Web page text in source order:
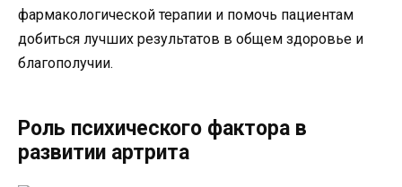
фармакологической терапии и помочь пациентам
добиться лучших результатов в общем здоровье и
благополучии.
Роль психического фактора в
развитии артрита